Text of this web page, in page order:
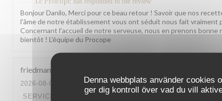
Denna webbplats använder cookies
ger dig kontroll över vad du vill
Bonjour Danilo, Merci pour ce beau retour ! Savoir que nos
l'âme de notre établissement vous ont séduit nous fait vraiment
Concernant l'accueil de notre serveuse, nous en prenons bonne
bientôt ! L'équipe du Procope
friedman
2026-08-03
- 12:30 - GUESTS 2
SERVICE
AMBIENCE